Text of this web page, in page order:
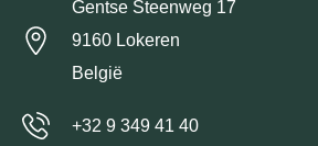
Gentse Steenweg 17
9160 Lokeren
België
+32 9 349 41 40